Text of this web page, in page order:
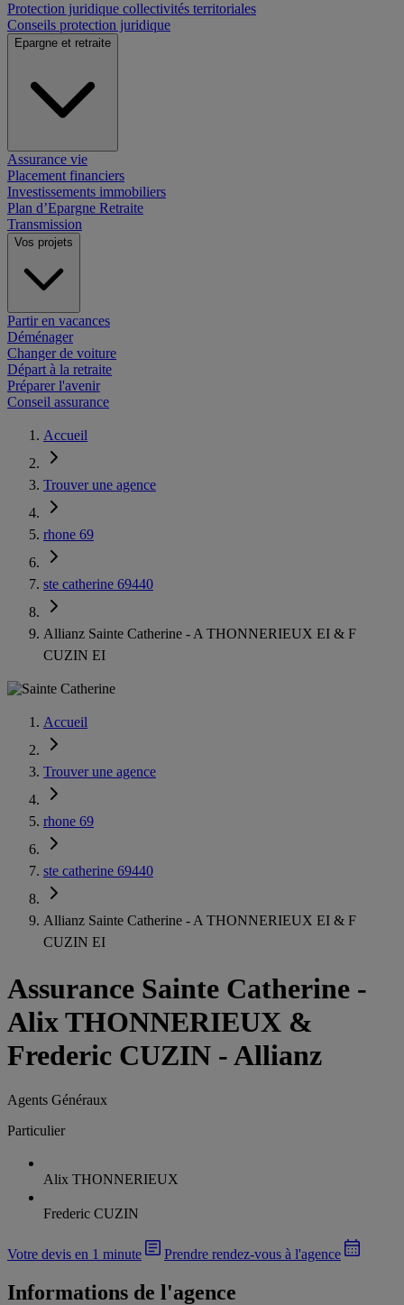
Protection juridique collectivités territoriales
Conseils protection juridique
Epargne et retraite
Assurance vie
Placement financiers
Investissements immobiliers
Plan d’Epargne Retraite
Transmission
Vos projets
Partir en vacances
Déménager
Changer de voiture
Départ à la retraite
Préparer l'avenir
Conseil assurance
Accueil
Trouver une agence
rhone 69
ste catherine 69440
Allianz Sainte Catherine - A THONNERIEUX EI & F
CUZIN EI
Accueil
Trouver une agence
rhone 69
ste catherine 69440
Allianz Sainte Catherine - A THONNERIEUX EI & F
CUZIN EI
Assurance Sainte Catherine -
Alix THONNERIEUX &
Frederic CUZIN - Allianz
Agents Généraux
Particulier
Alix THONNERIEUX
Frederic CUZIN
Votre devis en 1 minute Prendre rendez-vous à l'agence
Informations de l'agence